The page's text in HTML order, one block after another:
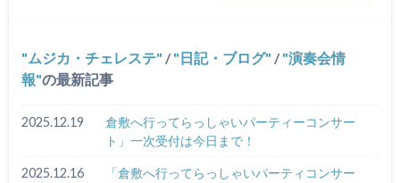
ムジカ・チェレステ / 日記・ブログ / 演奏会情
報 の最新記事
2025.12.19
倉敷へ行ってらっしゃいパーティーコンサー
ト」一次受付は今日まで！
2025.12.16
「倉敷へ行ってらっしゃいパーティコンサー